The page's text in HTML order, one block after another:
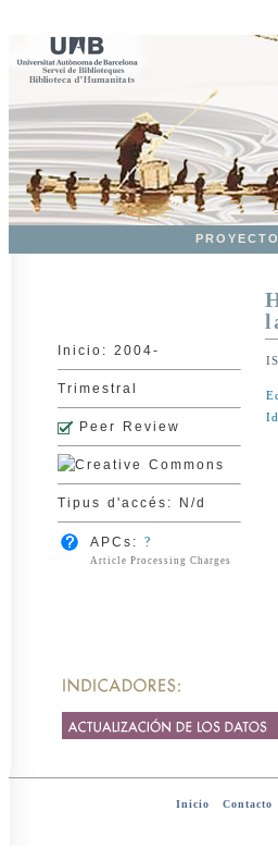
PROYECTO
Inicio: 2004-
Trimestral
Peer Review
Tipus d'accés: N/d
APCs: ?
Article Processing Charges
Inicio Contacto